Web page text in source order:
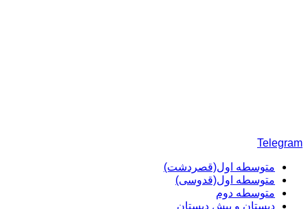
متوسطه اول(قصردشت)
متوسطه اول(قدوسی)
متوسطه دوم
دبستان و پیش دبستان